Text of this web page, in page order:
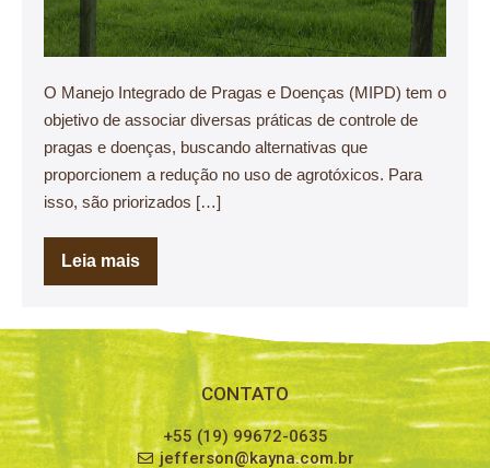
O Manejo Integrado de Pragas e Doenças (MIPD) tem o
objetivo de associar diversas práticas de controle de
pragas e doenças, buscando alternativas que
proporcionem a redução no uso de agrotóxicos. Para
isso, são priorizados […]
Leia mais
CONTATO
+55 (19) 99672-0635
jefferson@kayna.com.br